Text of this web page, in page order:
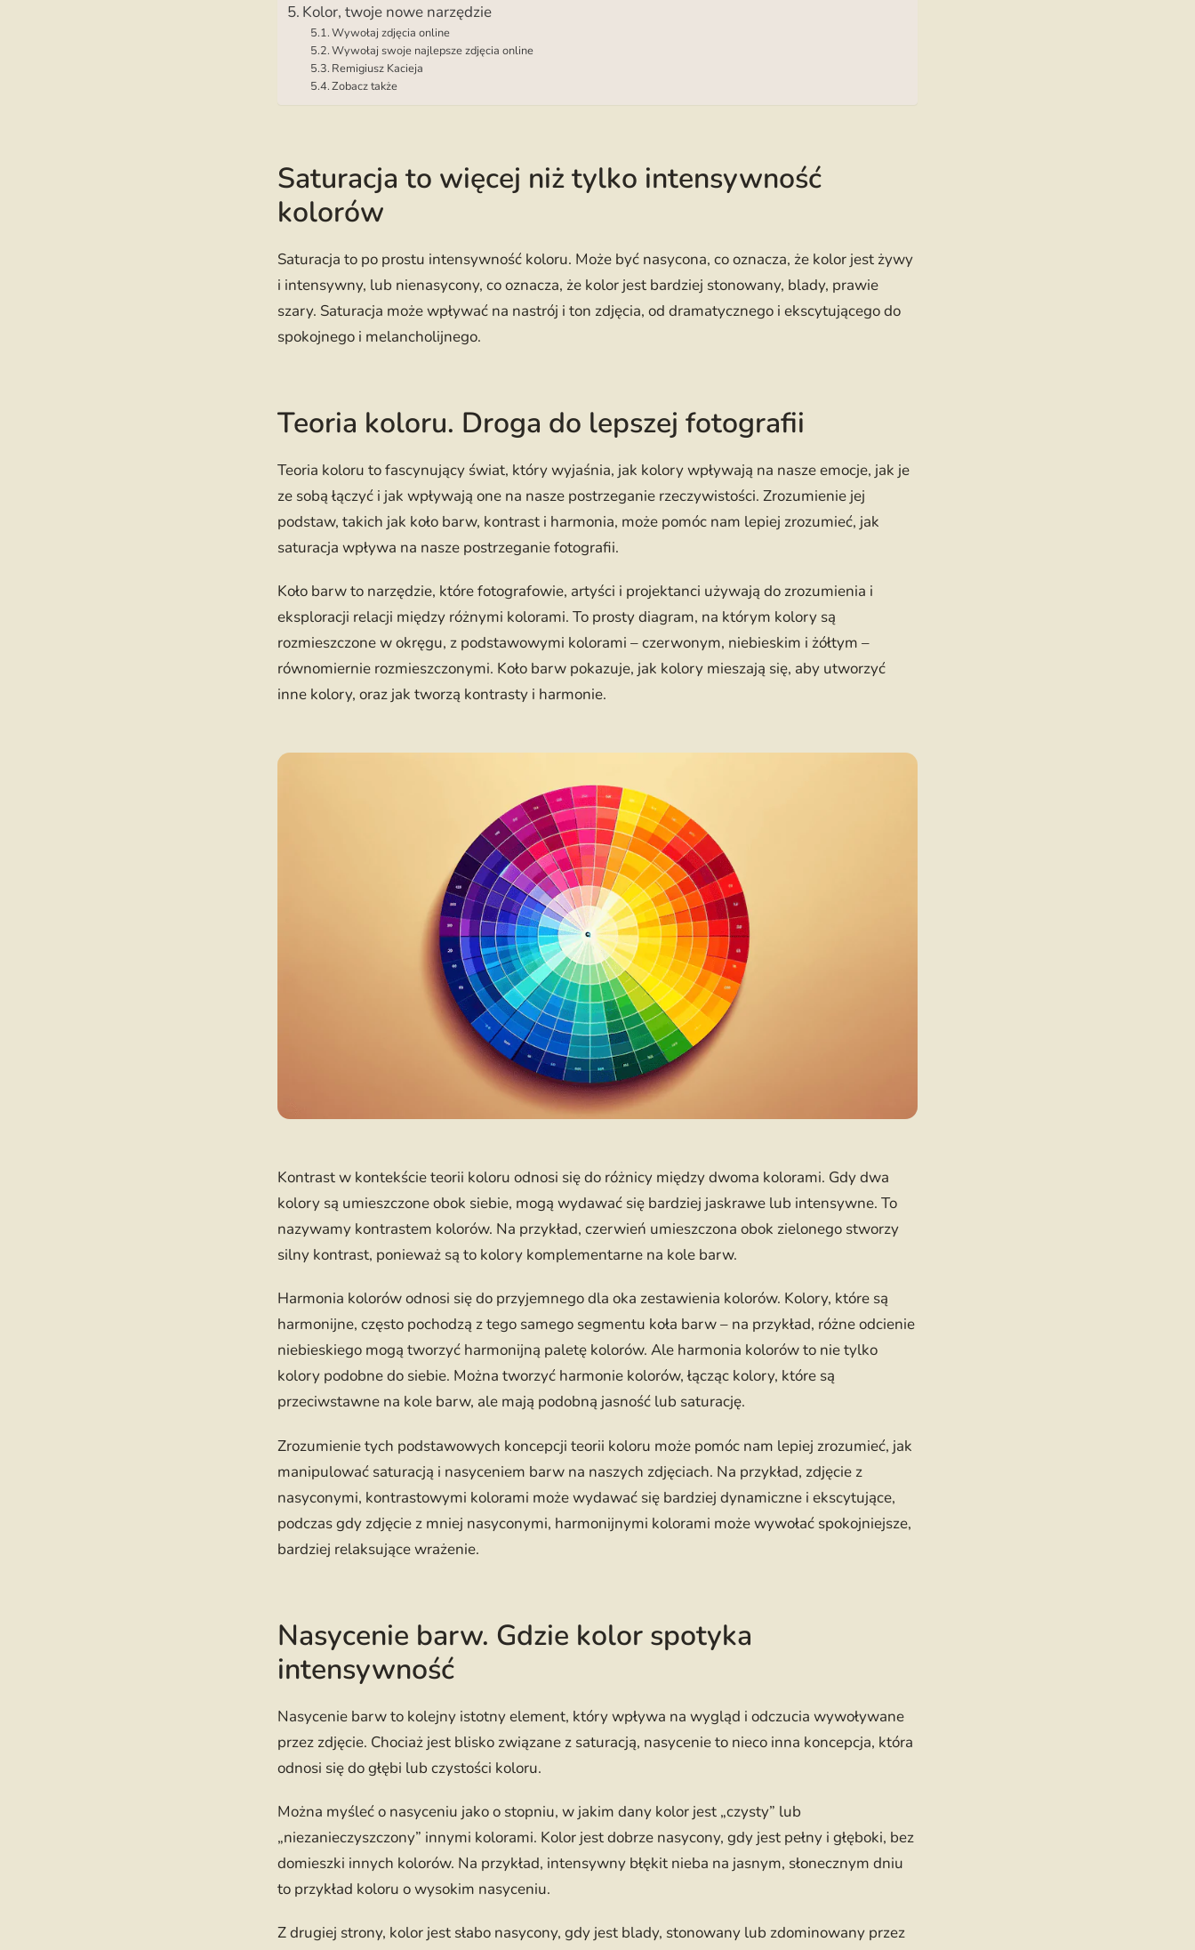
Kolor, twoje nowe narzędzie
Wywołaj zdjęcia online
Wywołaj swoje najlepsze zdjęcia online
Remigiusz Kacieja
Zobacz także
Saturacja to więcej niż tylko intensywność
kolorów
Saturacja to po prostu intensywność koloru. Może być nasycona, co oznacza, że kolor jest żywy
i intensywny, lub nienasycony, co oznacza, że kolor jest bardziej stonowany, blady, prawie
szary. Saturacja może wpływać na nastrój i ton zdjęcia, od dramatycznego i ekscytującego do
spokojnego i melancholijnego.
Teoria koloru. Droga do lepszej fotografii
Teoria koloru to fascynujący świat, który wyjaśnia, jak kolory wpływają na nasze emocje, jak je
ze sobą łączyć i jak wpływają one na nasze postrzeganie rzeczywistości. Zrozumienie jej
podstaw, takich jak koło barw, kontrast i harmonia, może pomóc nam lepiej zrozumieć, jak
saturacja wpływa na nasze postrzeganie fotografii.
Koło barw to narzędzie, które fotografowie, artyści i projektanci używają do zrozumienia i
eksploracji relacji między różnymi kolorami. To prosty diagram, na którym kolory są
rozmieszczone w okręgu, z podstawowymi kolorami – czerwonym, niebieskim i żółtym –
równomiernie rozmieszczonymi. Koło barw pokazuje, jak kolory mieszają się, aby utworzyć
inne kolory, oraz jak tworzą kontrasty i harmonie.
Kontrast w kontekście teorii koloru odnosi się do różnicy między dwoma kolorami. Gdy dwa
kolory są umieszczone obok siebie, mogą wydawać się bardziej jaskrawe lub intensywne. To
nazywamy kontrastem kolorów. Na przykład, czerwień umieszczona obok zielonego stworzy
silny kontrast, ponieważ są to kolory komplementarne na kole barw.
Harmonia kolorów odnosi się do przyjemnego dla oka zestawienia kolorów. Kolory, które są
harmonijne, często pochodzą z tego samego segmentu koła barw – na przykład, różne odcienie
niebieskiego mogą tworzyć harmonijną paletę kolorów. Ale harmonia kolorów to nie tylko
kolory podobne do siebie. Można tworzyć harmonie kolorów, łącząc kolory, które są
przeciwstawne na kole barw, ale mają podobną jasność lub saturację.
Zrozumienie tych podstawowych koncepcji teorii koloru może pomóc nam lepiej zrozumieć, jak
manipulować saturacją i nasyceniem barw na naszych zdjęciach. Na przykład, zdjęcie z
nasyconymi, kontrastowymi kolorami może wydawać się bardziej dynamiczne i ekscytujące,
podczas gdy zdjęcie z mniej nasyconymi, harmonijnymi kolorami może wywołać spokojniejsze,
bardziej relaksujące wrażenie.
Nasycenie barw. Gdzie kolor spotyka
intensywność
Nasycenie barw to kolejny istotny element, który wpływa na wygląd i odczucia wywoływane
przez zdjęcie. Chociaż jest blisko związane z saturacją, nasycenie to nieco inna koncepcja, która
odnosi się do głębi lub czystości koloru.
Można myśleć o nasyceniu jako o stopniu, w jakim dany kolor jest „czysty” lub
„niezanieczyszczony” innymi kolorami. Kolor jest dobrze nasycony, gdy jest pełny i głęboki, bez
domieszki innych kolorów. Na przykład, intensywny błękit nieba na jasnym, słonecznym dniu
to przykład koloru o wysokim nasyceniu.
Z drugiej strony, kolor jest słabo nasycony, gdy jest blady, stonowany lub zdominowany przez